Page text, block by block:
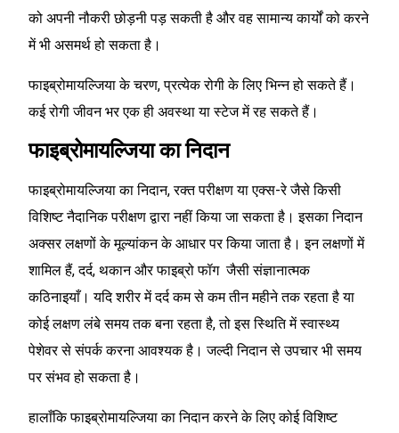
को अपनी नौकरी छोड़नी पड़ सकती है और वह सामान्य कार्यों को करने
में भी असमर्थ हो सकता है।
फाइब्रोमायल्जिया के चरण, प्रत्येक रोगी के लिए भिन्न हो सकते हैं।
कई रोगी जीवन भर एक ही अवस्था या स्टेज में रह सकते हैं।
फाइब्रोमायल्जिया का निदान
फाइब्रोमायल्जिया का निदान, रक्त परीक्षण या एक्स-रे जैसे किसी
विशिष्ट नैदानिक परीक्षण द्वारा नहीं किया जा सकता है। इसका निदान
अक्सर लक्षणों के मूल्यांकन के आधार पर किया जाता है। इन लक्षणों में
शामिल हैं, दर्द, थकान और फाइब्रो फॉग जैसी संज्ञानात्मक
कठिनाइयाँ। यदि शरीर में दर्द कम से कम तीन महीने तक रहता है या
कोई लक्षण लंबे समय तक बना रहता है, तो इस स्थिति में स्वास्थ्य
पेशेवर से संपर्क करना आवश्यक है। जल्दी निदान से उपचार भी समय
पर संभव हो सकता है।
हालाँकि फाइब्रोमायल्जिया का निदान करने के लिए कोई विशिष्ट